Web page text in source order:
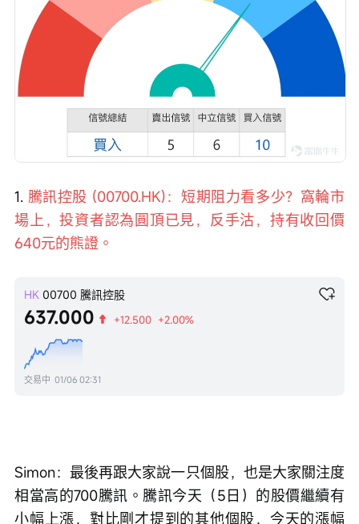
1. 騰訊控股 (00700.HK)：短期阻力看多少？窩輪市
場上，投資者認為圓頂已見，反手沽，持有收回價
640元的熊證。
HK 00700 騰訊控股
637.000 +12.500 +2.00%
交易中 01/06 02:31
Simon：最後再跟大家說一只個股，也是大家關注度
相當高的700騰訊。騰訊今天（5日）的股價繼續有
小幅上漲，對比剛才提到的其他個股，今天的漲幅